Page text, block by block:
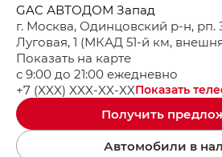
GAC АВТОДОМ Запад
г. Москва, Одинцовский р-н, рп.
Луговая, 1 (МКАД 51-й км,
Показать на карте
с 9:00 до 21:00 ежедневно
Показать
+7 (XXX) XXX-XX-XX
Получить
Автомобили в